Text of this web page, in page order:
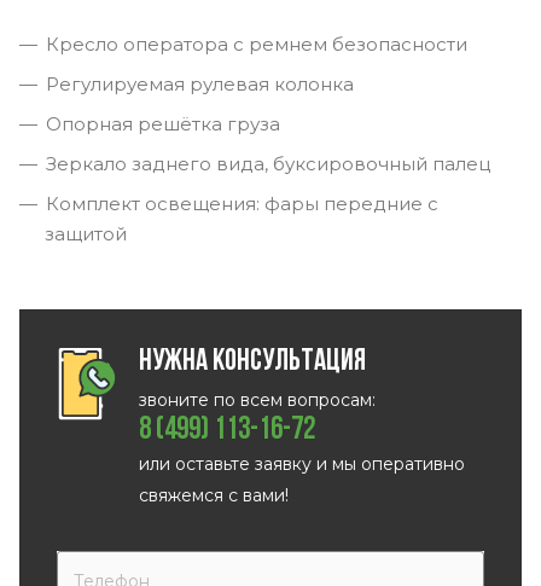
Кресло оператора с ремнем безопасности
Регулируемая рулевая колонка
Опорная решётка груза
Зеркало заднего вида, буксировочный палец
Комплект освещения: фары передние с
защитой
Нужна консультация
звоните по всем вопросам:
8 (499) 113-16-72
или оставьте заявку и мы оперативно
свяжемся с вами!